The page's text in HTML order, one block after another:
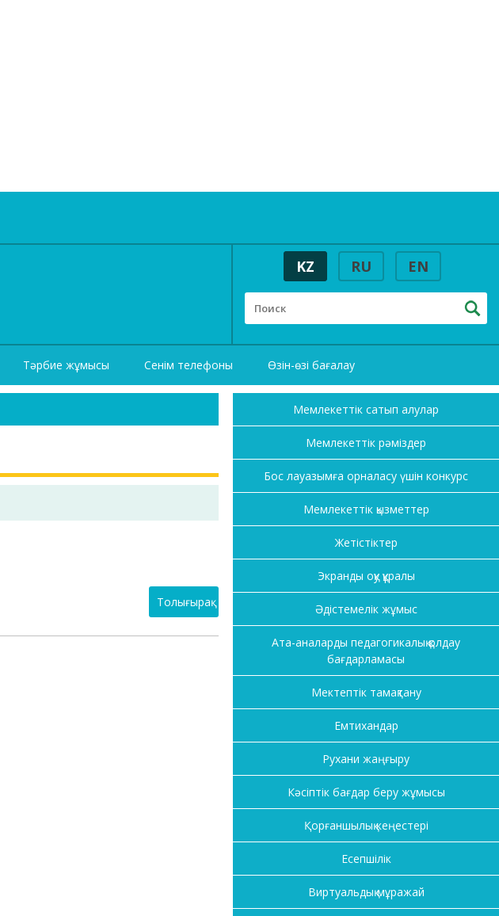
KZ RU EN
Тәрбие жұмысы Сенім телефоны Өзін-өзі бағалау
Толығырақ
Мемлекеттік сатып алулар
Мемлекеттік рәміздер
Бос лауазымға орналасу үшін конкурс
Мемлекеттік қызметтер
Жетістіктер
Экранды оқу құралы
Әдістемелік жұмыс
Ата-аналарды педагогикалық қолдау
бағдарламасы
Мектептік тамақтану
Емтихандар
Рухани жаңғыру
Кәсіптік бағдар беру жұмысы
Қорғаншылық кеңестері
Есепшілік
Виртуальдық мұражай